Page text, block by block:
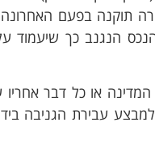
תוקנה בפעם
המינימלי של הנכס הנגנב כך
או כל דבר אחריו
עבירת הגניבה